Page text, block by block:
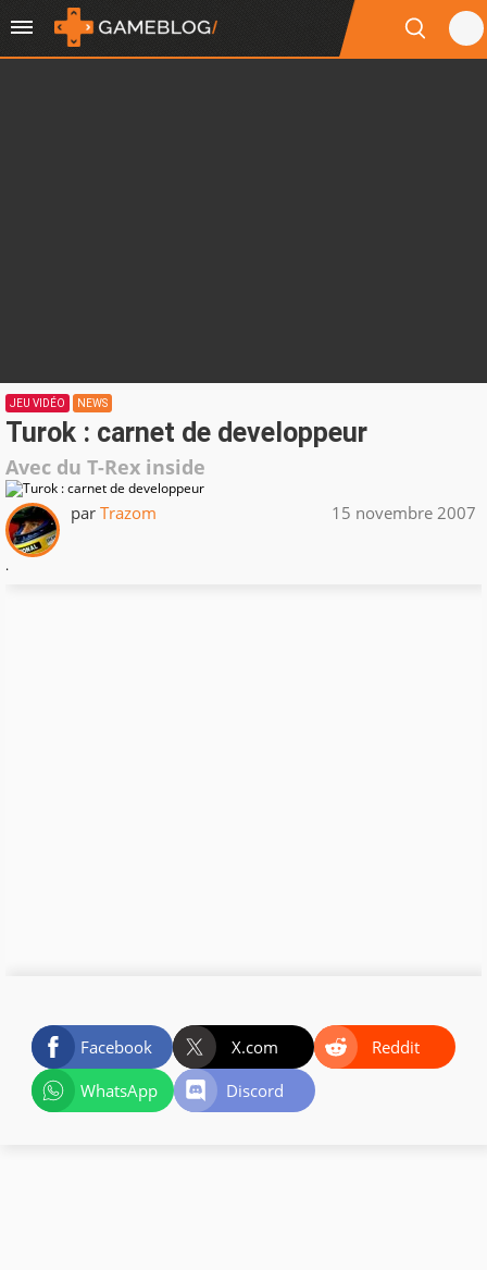
JEU VIDÉO NEWS
Turok : carnet de developpeur
Avec du T-Rex inside
par Trazom 15 novembre 2007
.
Facebook X.com
Reddit
WhatsApp
Discord